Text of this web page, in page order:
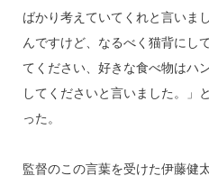
ばかり考えていてくれと言いま
んですけど、なるべく猫背にし
てください、好きな食べ物はハ
してくださいと言いました。」
った。
監督のこの言葉を受けた伊藤健